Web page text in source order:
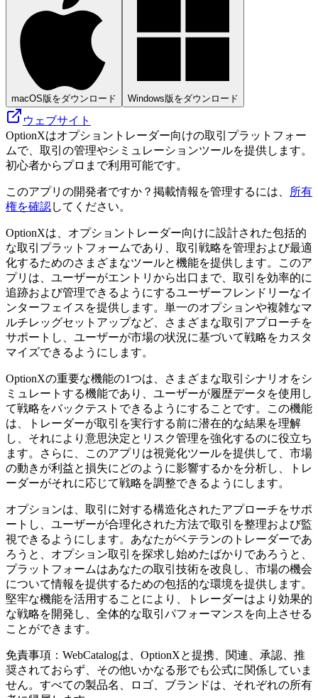
macOS版をダウンロード Windows版をダウンロード
ウェブサイト
OptionXはオプショントレーダー向けの取引プラットフォー
ムで、取引の管理やシミュレーションツールを提供します。
初心者からプロまで利用可能です。
このアプリの開発者ですか？掲載情報を管理するには、
所有
権を確認してください。
OptionXは、オプショントレーダー向けに設計された包括的
な取引プラットフォームであり、取引戦略を管理および最適
化するためのさまざまなツールと機能を提供します。このア
プリは、ユーザーがエントリから出口まで、取引を効率的に
追跡および管理できるようにするユーザーフレンドリーなイ
ンターフェイスを提供します。単一のオプションや複雑なマ
ルチレッグセットアップなど、さまざまな取引アプローチを
サポートし、ユーザーが市場の状況に基づいて戦略をカスタ
マイズできるようにします。
OptionXの重要な機能の1つは、さまざまな取引シナリオをシ
ミュレートする機能であり、ユーザーが履歴データを使用し
て戦略をバックテストできるようにすることです。この機能
は、トレーダーが取引を実行する前に潜在的な結果を理解
し、それにより意思決定とリスク管理を強化するのに役立ち
ます。さらに、このアプリは視覚化ツールを提供して、市場
の動きが利益と損失にどのように影響するかを分析し、トレ
ーダーがそれに応じて戦略を調整できるようにします。
オプションは、取引に対する構造化されたアプローチをサポ
ートし、ユーザーが合理化された方法で取引を整理および監
視できるようにします。あなたがベテランのトレーダーであ
ろうと、オプション取引を探求し始めたばかりであろうと、
プラットフォームはあなたの取引技術を改良し、市場の機会
について情報を提供するための包括的な環境を提供します。
堅牢な機能を活用することにより、トレーダーはより効果的
な戦略を開発し、全体的な取引パフォーマンスを向上させる
ことができます。
免責事項：WebCatalogは、OptionXと提携、関連、承認、推
奨されておらず、その他いかなる形でも公式に関係していま
せん。すべての製品名、ロゴ、ブランドは、それぞれの所有